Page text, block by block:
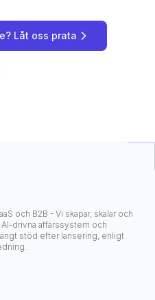
Låt oss prata
och B2B - Vi skapar, skalar och
drivna affärssystem och
stöd efter lansering, enligt